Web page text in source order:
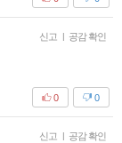
신고 | 공감 확인
0
0
신고 | 공감 확인